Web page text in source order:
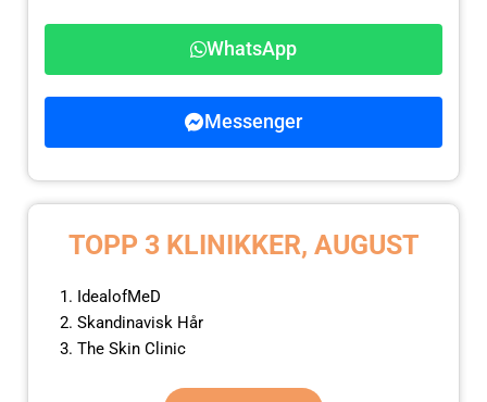
WhatsApp
Messenger
TOPP 3 KLINIKKER, AUGUST
IdealofMeD
Skandinavisk Hår
The Skin Clinic